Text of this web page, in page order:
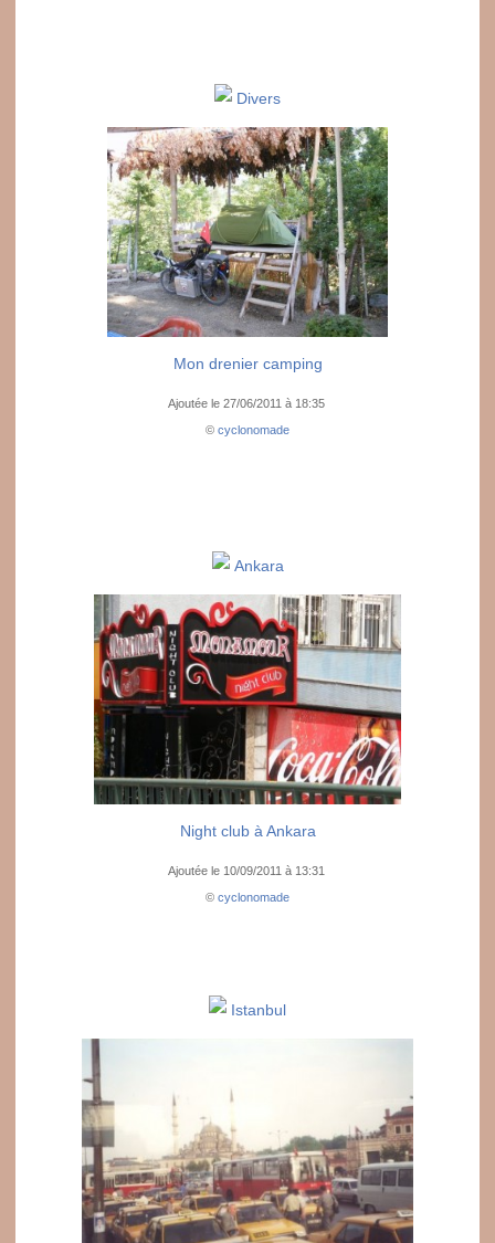
Divers
Mon drenier camping
Ajoutée le 27/06/2011 à 18:35
© cyclonomade
Ankara
Night club à Ankara
Ajoutée le 10/09/2011 à 13:31
© cyclonomade
Istanbul